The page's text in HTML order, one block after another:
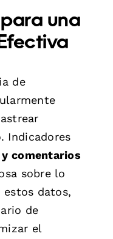
una
de
Indicadores
comentarios
sobre lo
estos datos,
de
el